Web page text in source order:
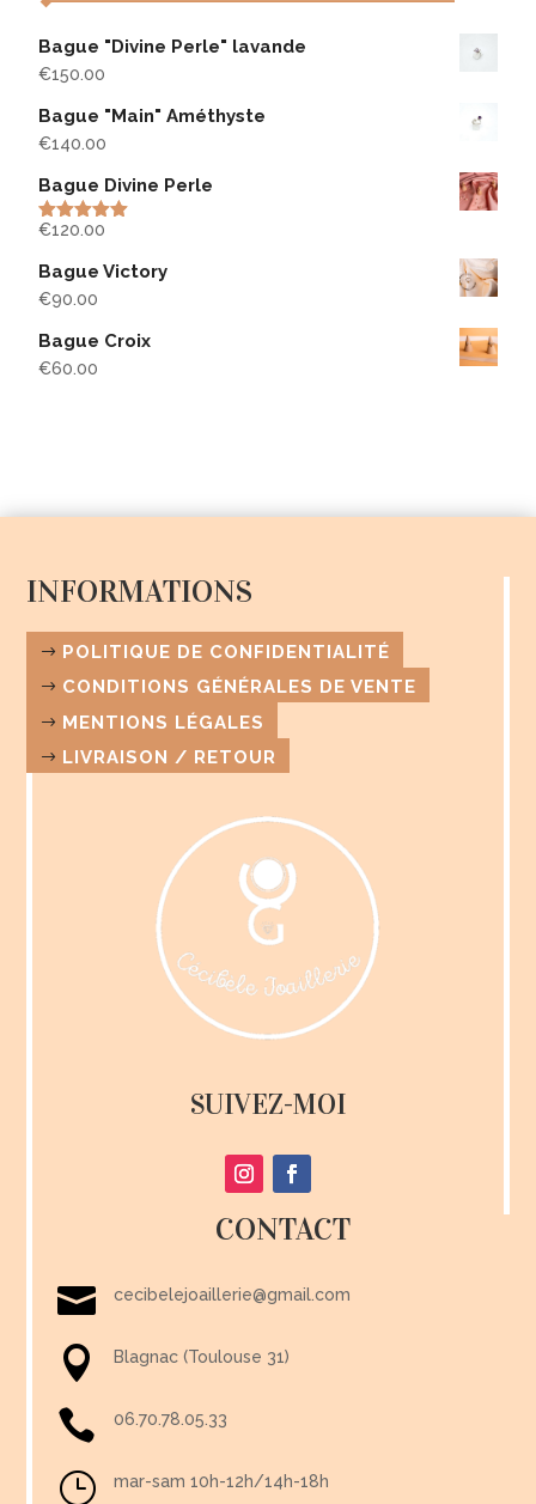
Bague "Divine Perle" lavande
€150.00
Bague "Main" Améthyste
€140.00
Bague Divine Perle
Rated5.00
€120.00
Bague Victory
€90.00
Bague Croix
€60.00
INFORMATIONS
POLITIQUE DE CONFIDENTIALITÉ
CONDITIONS GÉNÉRALES DE VENTE
MENTIONS LÉGALES
LIVRAISON / RETOUR
SUIVEZ-MOI
CONTACT
 cecibelejoaillerie@gmail.com
 Blagnac (Toulouse 31)
 06.70.78.05.33
} mar-sam 10h-12h/14h-18h